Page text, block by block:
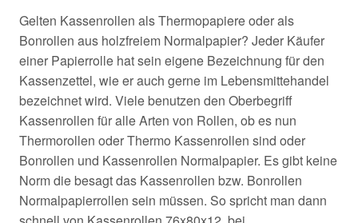
Gelten Kassenrollen als Thermopapiere oder als
Bonrollen aus holzfreiem Normalpapier? Jeder Käufer
einer Papierrolle hat sein eigene Bezeichnung für den
Kassenzettel, wie er auch gerne im Lebensmittehandel
bezeichnet wird. Viele benutzen den Oberbegriff
Kassenrollen für alle Arten von Rollen, ob es nun
Thermorollen oder Thermo Kassenrollen sind oder
Bonrollen und Kassenrollen Normalpapier. Es gibt keine
Norm die besagt das Kassenrollen bzw. Bonrollen
Normalpapierrollen sein müssen. So spricht man dann